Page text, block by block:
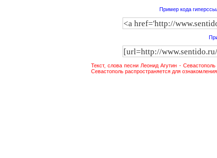
Пример кода
Текст, слова песни Леонид Агутин -
Севастополь распространяется для